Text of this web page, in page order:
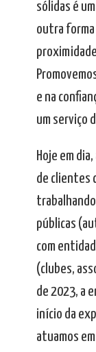
sólidas é
outra forma
e na
um serviço
Hoje em
de clientes
públicas
com
(clubes,
de 2023, a
início da
atuamos